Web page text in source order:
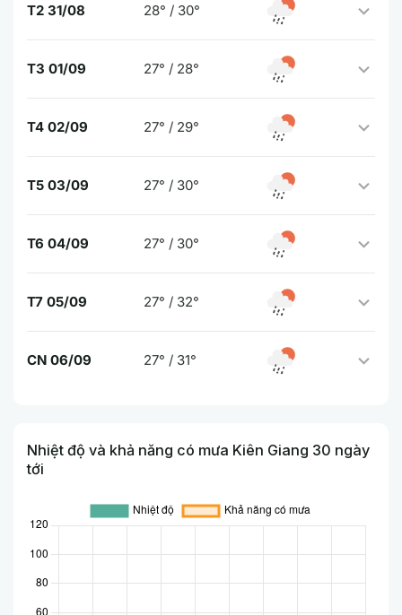
T2 31/08 28° / 30°
T3 01/09 27° / 28°
T4 02/09 27° / 29°
T5 03/09 27° / 30°
T6 04/09 27° / 30°
T7 05/09 27° / 32°
CN 06/09 27° / 31°
Nhiệt độ và khả năng có mưa Kiên Giang 30 ngày
tới